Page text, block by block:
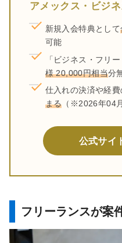
アメックス・ビジ
新規入会特典として
可能
「ビジネス・フリ
様 20,000円相当分
仕入れの決済や経費
まる （※2026年04
公式サイ
フリーランスが案